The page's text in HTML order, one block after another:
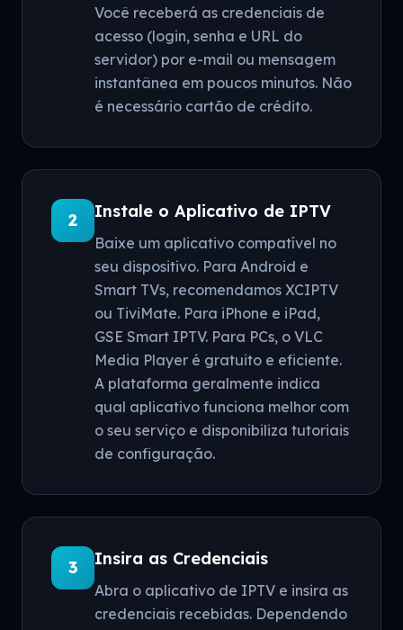
Você receberá as credenciais de
acesso (login, senha e URL do
servidor) por e-mail ou mensagem
instantânea em poucos minutos. Não
é necessário cartão de crédito.
2 Instale o Aplicativo de IPTV
Baixe um aplicativo compatível no
seu dispositivo. Para Android e
Smart TVs, recomendamos XCIPTV
ou TiviMate. Para iPhone e iPad,
GSE Smart IPTV. Para PCs, o VLC
Media Player é gratuito e eficiente.
A plataforma geralmente indica
qual aplicativo funciona melhor com
o seu serviço e disponibiliza tutoriais
de configuração.
3 Insira as Credenciais
Abra o aplicativo de IPTV e insira as
credenciais recebidas. Dependendo